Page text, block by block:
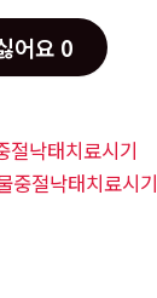
어요 0
절낙태치료시기
중절낙태치료시기